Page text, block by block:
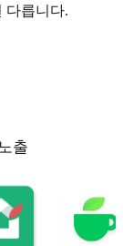
다릅니다.
출